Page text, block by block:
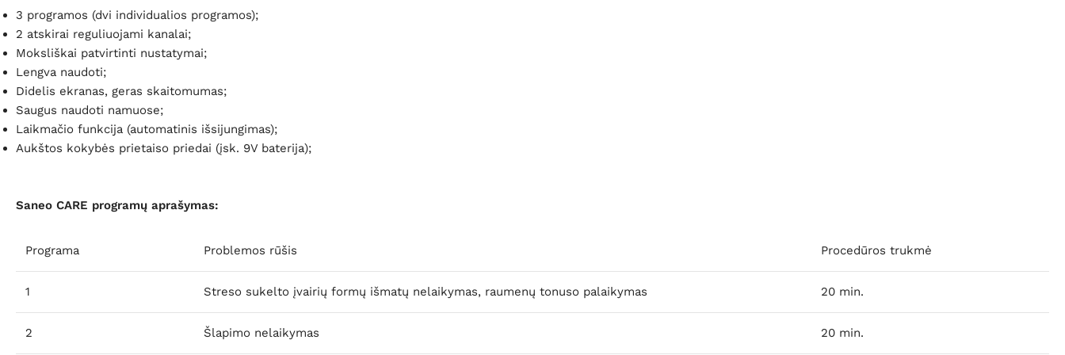
3 programos (dvi individualios programos);
2 atskirai reguliuojami kanalai;
Moksliškai patvirtinti nustatymai;
Lengva naudoti;
Didelis ekranas, geras skaitomumas;
Saugus naudoti namuose;
Laikmačio funkcija (automatinis išsijungimas);
Aukštos kokybės prietaiso priedai (įsk. 9V baterija);
Saneo CARE programų aprašymas:
Programa Problemos rūšis Procedūros trukmė
1 Streso sukelto įvairių formų išmatų nelaikymas, raumenų tonuso palaikymas 20 min.
2 Šlapimo nelaikymas 20 min.